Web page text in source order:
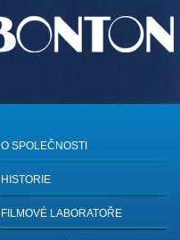
O SPOLEČNOSTI
HISTORIE
FILMOVÉ LABORATOŘE